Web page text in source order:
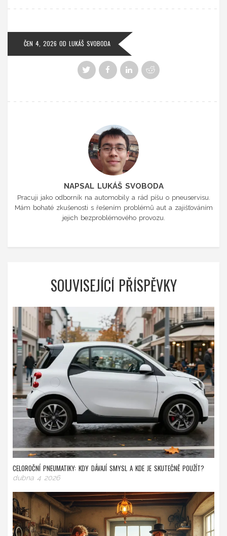
ČEN 4, 2026 OD LUKÁŠ SVOBODA
NAPSAL LUKÁŠ SVOBODA
Pracuji jako odborník na automobily a rád píšu o pneuservisu.
Mám bohaté zkušenosti s řešením problémů aut a zajišťováním
jejich bezproblémového provozu.
SOUVISEJÍCÍ PŘÍSPĚVKY
CELOROČNÍ PNEUMATIKY: KDY DÁVAJÍ SMYSL A KDE JE SKUTEČNĚ POUŽÍT?
dubna 4 2026